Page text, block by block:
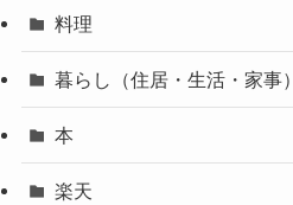
料理
暮らし（住居・生活・家事）
本
楽天